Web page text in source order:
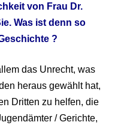
von Frau Dr.
Was ist denn so
?
das Unrecht, was
heraus gewählt hat,
Dritten zu helfen, die
/ Gerichte,